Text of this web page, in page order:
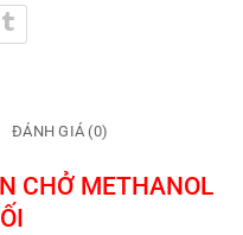
ĐÁNH GIÁ (0)
CHỞ METHANOL